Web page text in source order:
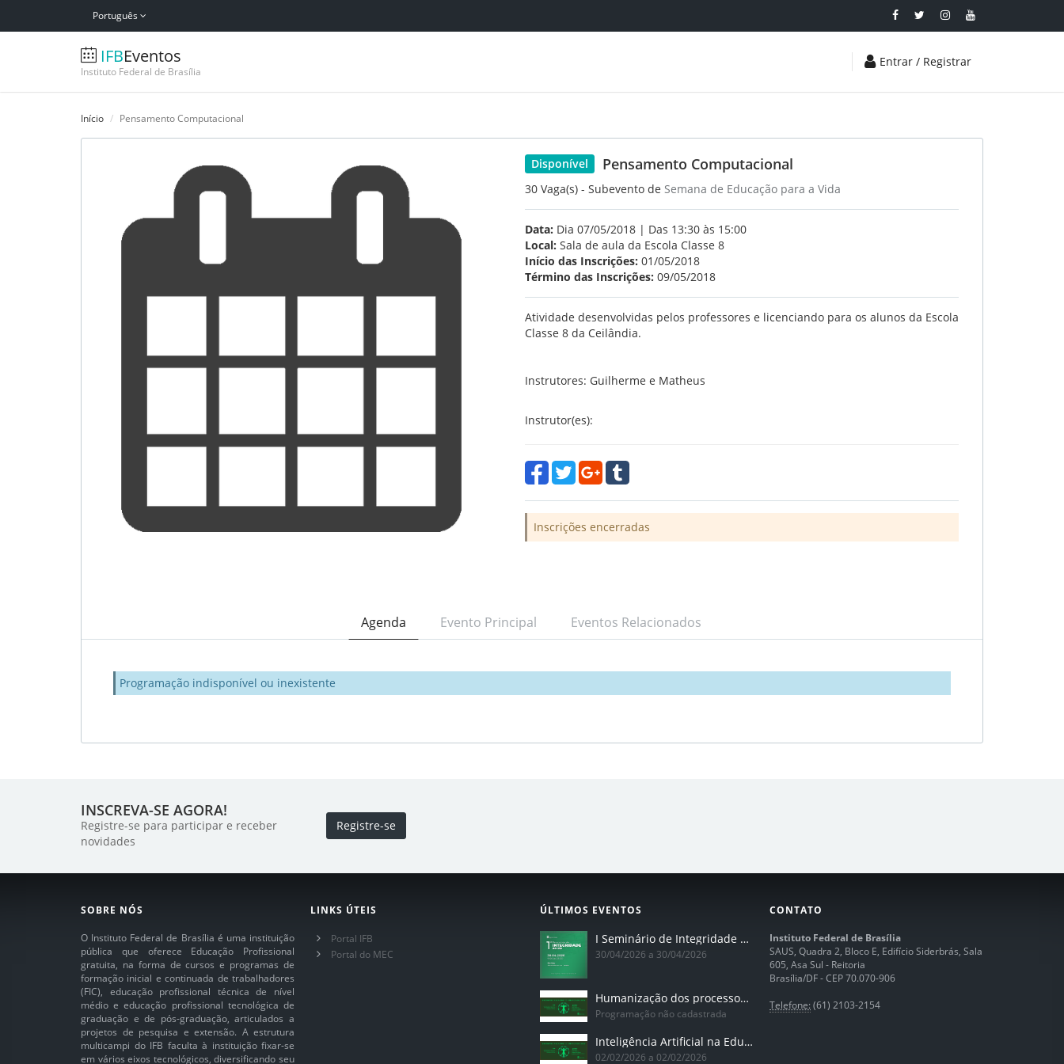
Português
IFBEventos
Instituto Federal de Brasília
Entrar / Registrar
Início Pensamento Computacional
Disponível Pensamento Computacional
30 Vaga(s) - Subevento de Semana de Educação para a Vida
Data: Dia 07/05/2018 | Das 13:30 às 15:00
Local: Sala de aula da Escola Classe 8
Início das Inscrições: 01/05/2018
Término das Inscrições: 09/05/2018
Atividade desenvolvidas pelos professores e licenciando para os alunos da Escola
Classe 8 da Ceilândia.
Instrutores: Guilherme e Matheus
Instrutor(es):
Inscrições encerradas
Agenda Evento Principal Eventos Relacionados
Programação indisponível ou inexistente
INSCREVA-SE AGORA!
Registre-se para participar e receber
novidades
Registre-se
SOBRE NÓS
O Instituto Federal de Brasília é uma instituição
pública que oferece Educação Profissional
gratuita, na forma de cursos e programas de
formação inicial e continuada de trabalhadores
(FIC), educação profissional técnica de nível
médio e educação profissional tecnológica de
graduação e de pós-graduação, articulados a
projetos de pesquisa e extensão. A estrutura
multicampi do IFB faculta à instituição fixar-se
em vários eixos tecnológicos, diversificando seu
LINKS ÚTEIS
Portal IFB
Portal do MEC
ÚLTIMOS EVENTOS
I Seminário de Integridade do IFB
30/04/2026 a 30/04/2026
Humanização dos processos de trabalhos em tempos de IA
Programação não cadastrada
Inteligência Artificial na Educação Profissional e Tecnológica: potencialidades, desafios e desenvolvimento docente
02/02/2026 a 02/02/2026
CONTATO
Instituto Federal de Brasília
SAUS, Quadra 2, Bloco E, Edifício Siderbrás, Sala
605, Asa Sul - Reitoria
Brasília/DF - CEP 70.070-906
Telefone: (61) 2103-2154